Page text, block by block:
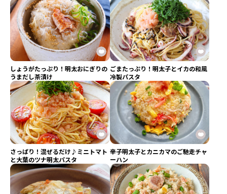
しょうがたっぷり！明太おにぎりの
うまだし茶漬け
ごまたっぷり！明太子とイカの和風
冷製パスタ
さっぱり！混ぜるだけ♪ミニトマト
と大葉のツナ明太パスタ
辛子明太子とカニカマのご馳走チャ
ーハン